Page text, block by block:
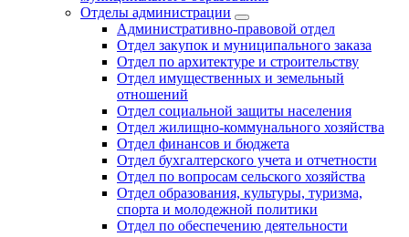
Отделы администрации
Административно-правовой отдел
Отдел закупок и муниципального заказа
Отдел по архитектуре и строительству
Отдел имущественных и земельный
отношений
Отдел социальной защиты населения
Отдел жилищно-коммунального хозяйства
Отдел финансов и бюджета
Отдел бухгалтерского учета и отчетности
Отдел по вопросам сельского хозяйства
Отдел образования, культуры, туризма,
спорта и молодежной политики
Отдел по обеспечению деятельности